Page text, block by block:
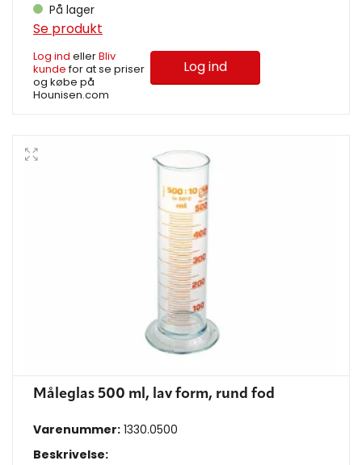
På lager
Se produkt
Log ind ellerBliv
kundefor at se priser
og købe på
Hounisen.com
Log ind
Måleglas 500 ml, lav form, rund fod
Varenummer: 1330.0500
Beskrivelse: